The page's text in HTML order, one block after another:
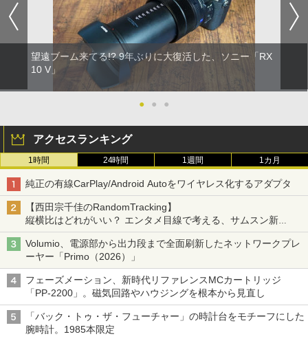
望遠ブーム来てる!? 9年ぶりに大復活した、ソニー「RX
10 V」
● ● ●
アクセスランキング
1時間 24時間 1週間 1カ月
純正の有線CarPlay/Android Autoをワイヤレス化するアダプタ
【西田宗千佳のRandomTracking】
縦横比はどれがいい？ エンタメ目線で考える、サムスン新
「Galaxy Z Fold」
Volumio、電源部から出力段まで全面刷新したネットワークプレ
ーヤー「Primo（2026）」
フェーズメーション、新時代リファレンスMCカートリッジ
「PP-2200」。磁気回路やハウジングを根本から見直し
「バック・トゥ・ザ・フューチャー」の時計台をモチーフにした
腕時計。1985本限定